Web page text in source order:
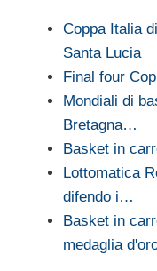
Coppa Italia
Santa Lucia
Final four
Mondiali di
Bretagna…
Basket in
Lottomatica
difendo i…
Basket in
medaglia